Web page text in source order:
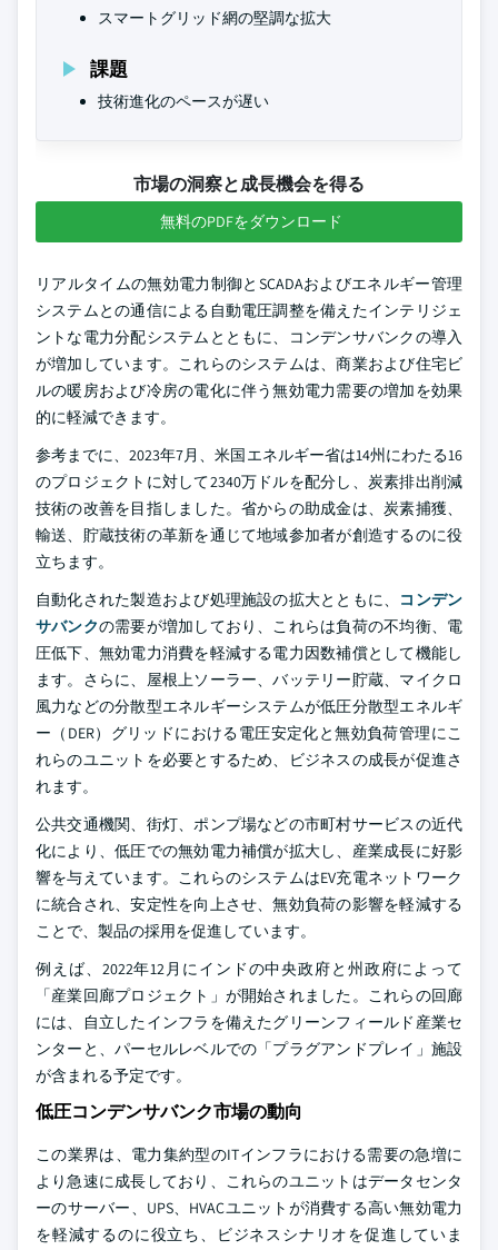
スマートグリッド網の堅調な拡大
課題
技術進化のペースが遅い
市場の洞察と成長機会を得る
無料のPDFをダウンロード
リアルタイムの無効電力制御とSCADAおよびエネルギー管理
システムとの通信による自動電圧調整を備えたインテリジェ
ントな電力分配システムとともに、コンデンサバンクの導入
が増加しています。これらのシステムは、商業および住宅ビ
ルの暖房および冷房の電化に伴う無効電力需要の増加を効果
的に軽減できます。
参考までに、2023年7月、米国エネルギー省は14州にわたる16
のプロジェクトに対して2340万ドルを配分し、炭素排出削減
技術の改善を目指しました。省からの助成金は、炭素捕獲、
輸送、貯蔵技術の革新を通じて地域参加者が創造するのに役
立ちます。
自動化された製造および処理施設の拡大とともに、 コンデン
サバンクの需要が増加しており、これらは負荷の不均衡、電
圧低下、無効電力消費を軽減する電力因数補償として機能し
ます。さらに、屋根上ソーラー、バッテリー貯蔵、マイクロ
風力などの分散型エネルギーシステムが低圧分散型エネルギ
ー（DER）グリッドにおける電圧安定化と無効負荷管理にこ
れらのユニットを必要とするため、ビジネスの成長が促進さ
れます。
公共交通機関、街灯、ポンプ場などの市町村サービスの近代
化により、低圧での無効電力補償が拡大し、産業成長に好影
響を与えています。これらのシステムはEV充電ネットワーク
に統合され、安定性を向上させ、無効負荷の影響を軽減する
ことで、製品の採用を促進しています。
例えば、2022年12月にインドの中央政府と州政府によって
「産業回廊プロジェクト」が開始されました。これらの回廊
には、自立したインフラを備えたグリーンフィールド産業セ
ンターと、パーセルレベルでの「プラグアンドプレイ」施設
が含まれる予定です。
低圧コンデンサバンク市場の動向
この業界は、電力集約型のITインフラにおける需要の急増に
より急速に成長しており、これらのユニットはデータセンタ
ーのサーバー、UPS、HVACユニットが消費する高い無効電力
を軽減するのに役立ち、ビジネスシナリオを促進していま